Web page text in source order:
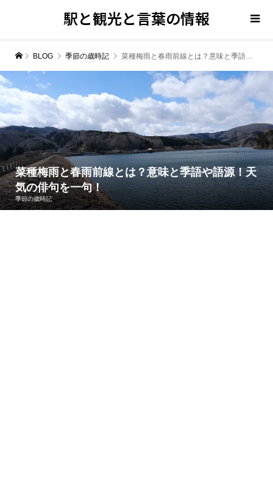
駅と観光と言葉の情報
BLOG 季節の歳時記 菜種梅雨と春雨前線とは？意味と季語や語源！天気の俳句を一句！
菜種梅雨と春雨前線とは？意味と季語や語源！天
気の俳句を一句！
季節の歳時記